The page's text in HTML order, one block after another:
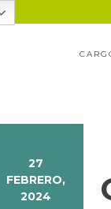
27
FEBRERO,
2024